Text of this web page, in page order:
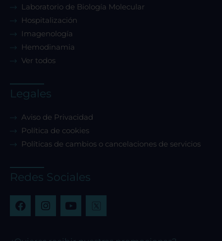
Laboratorio de Biología Molecular
Hospitalización
Imagenología
Hemodinamia
Ver todos
Legales
Aviso de Privacidad
Política de cookies
Políticas de cambios o cancelaciones de servicios
Redes Sociales
F
a
I
n
Y
o